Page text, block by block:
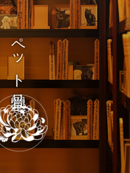
ペ
ッ
ト